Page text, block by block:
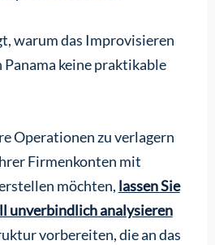
warum das Improvisieren
keine praktikable
Operationen zu verlagern
Firmenkonten mit
möchten, lassen Sie
unverbindlich analysieren
vorbereiten, die an das